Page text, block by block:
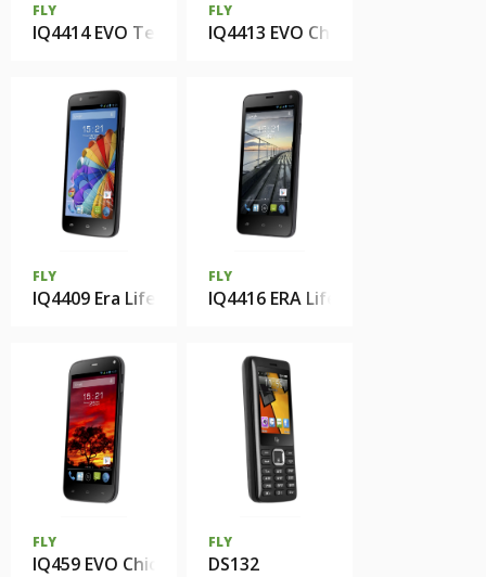
FLY
IQ4414 EVO Tech 3 Quad
FLY
IQ4413 EVO Chic 3 Quad
FLY
IQ4409 Era Life 4 Quad
FLY
IQ4416 ERA Life 5
FLY
IQ459 EVO Chic 2
FLY
DS132